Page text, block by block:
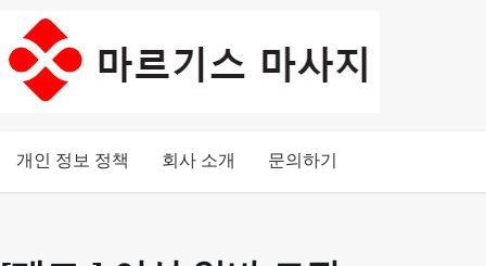
content
개인 정보 정책 회사 소개 문의하기